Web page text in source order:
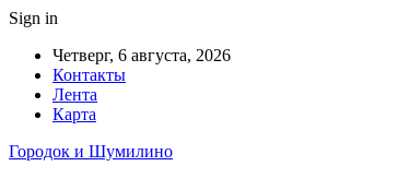
Sign in
Четверг, 6 августа, 2026
Контакты
Лента
Карта
Городок и Шумилино